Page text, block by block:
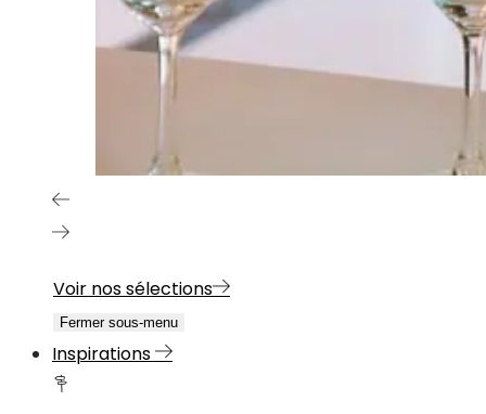
Voir nos sélections
Fermer sous-menu
Inspirations